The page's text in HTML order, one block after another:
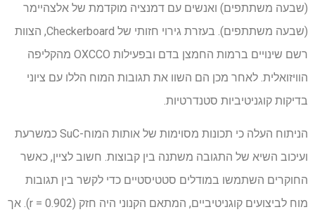
(שבעה משתתפים) ואנשים עם דמנציה מוקדמת של אלצהיימר
(שבעה משתתפים). בעזרת גירוי חזותי של Checkerboard, הצוות
רשם שינויים ברמות החמצן בדם ובפעילות OXCCO מהקליפה
הוויזואלית. לאחר מכן הם השוו את תגובות המוח הללו עם ציוני
בדיקות קוגניטיביות סטנדרטיות.
הניתוח העלה כי תכונות מסוימות של אותות המוח-SuC כמשרעת
ועיכוב השיא של התגובה משתנה בין קבוצות. חשוב לציין, כאשר
החוקרים השתמשו במודלים סטטיסטיים כדי לקשר בין תגובות
מוח לביצועים קוגניטיביים, המתאם הקנוני היה חזק (r = 0.902). אך